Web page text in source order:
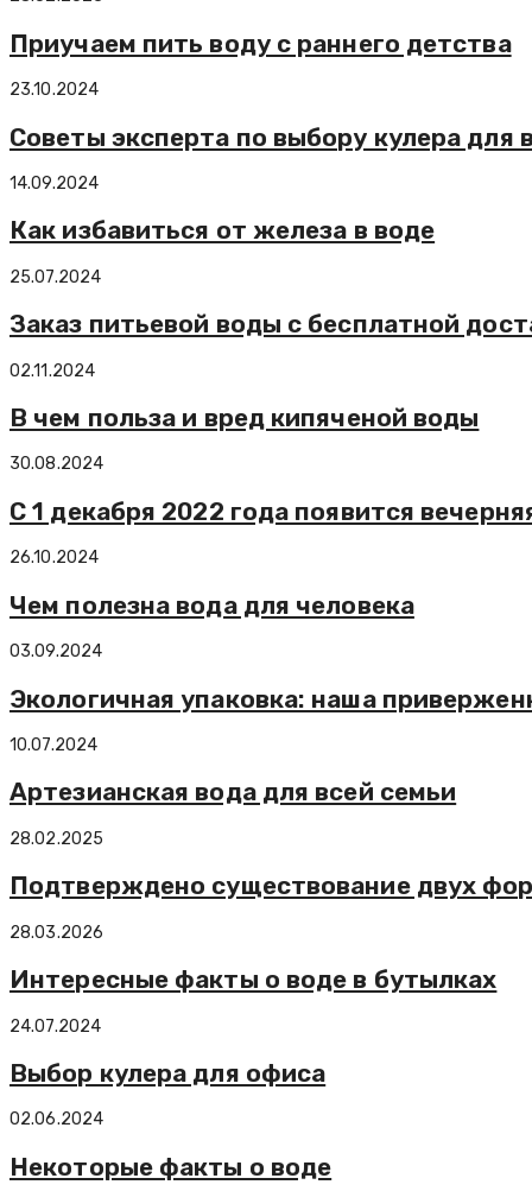
Приучаем пить воду с раннего детства
23.10.2024
Советы эксперта по выбору кулера для
14.09.2024
Как избавиться от железа в воде
25.07.2024
Заказ питьевой воды с бесплатной
02.11.2024
В чем польза и вред кипяченой воды
30.08.2024
С 1 декабря 2022 года появится
26.10.2024
Чем полезна вода для человека
03.09.2024
Экологичная упаковка: наша
10.07.2024
Артезианская вода для всей семьи
28.02.2025
Подтверждено существование двух
28.03.2026
Интересные факты о воде в бутылках
24.07.2024
Выбор кулера для офиса
02.06.2024
Некоторые факты о воде